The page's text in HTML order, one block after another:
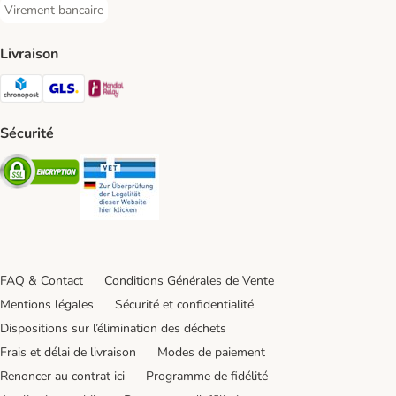
Virement bancaire
Virement bancaire Payment Method
Livraison
Chronopost Shipping Method
GLS Shipping Method
Sécurité
Security
FAQ & Contact
Conditions Générales de Vente
Mentions légales
Sécurité et confidentialité
Dispositions sur l’élimination des déchets
Frais et délai de livraison
Modes de paiement
Renoncer au contrat ici
Programme de fidélité